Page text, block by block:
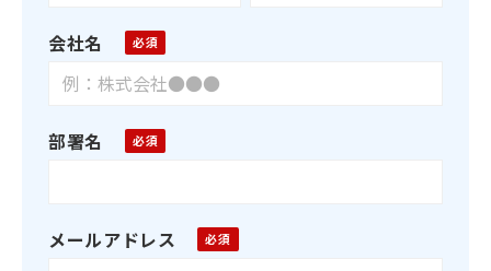
会社名
部署名
メールアドレス